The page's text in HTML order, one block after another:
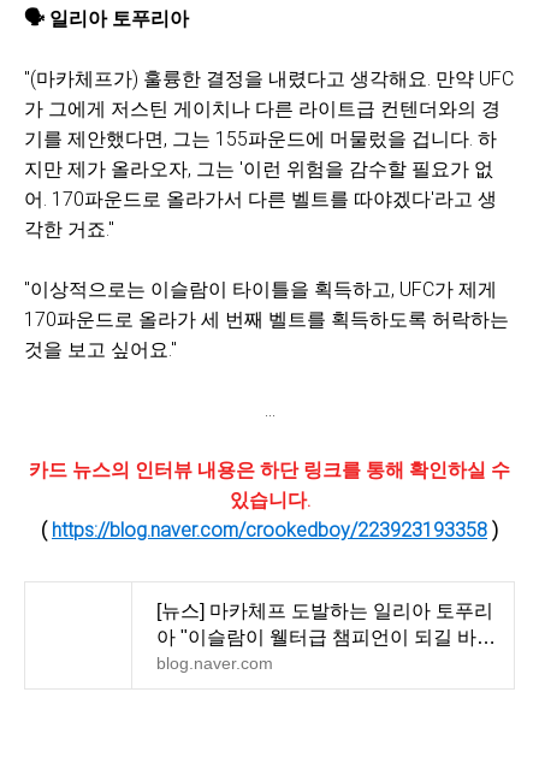
🗣️ 일리아 토푸리아
"(마카체프가) 훌륭한 결정을 내렸다고 생각해요. 만약 UFC
가 그에게 저스틴 게이치나 다른 라이트급 컨텐더와의 경
기를 제안했다면, 그는 155파운드에 머물렀을 겁니다. 하
지만 제가 올라오자, 그는 '이런 위험을 감수할 필요가 없
어. 170파운드로 올라가서 다른 벨트를 따야겠다'라고 생
각한 거죠."
"이상적으로는 이슬람이 타이틀을 획득하고, UFC가 제게
170파운드로 올라가 세 번째 벨트를 획득하도록 허락하는
것을 보고 싶어요."
...
카드 뉴스의 인터뷰 내용은 하단 링크를 통해 확인하실 수
있습니다.
( https://blog.naver.com/crookedboy/223923193358 )
[뉴스] 마카체프 도발하는 일리아 토푸리
아 "이슬람이 웰터급 챔피언이 되길 바란
다. 그래야 내
blog.naver.com